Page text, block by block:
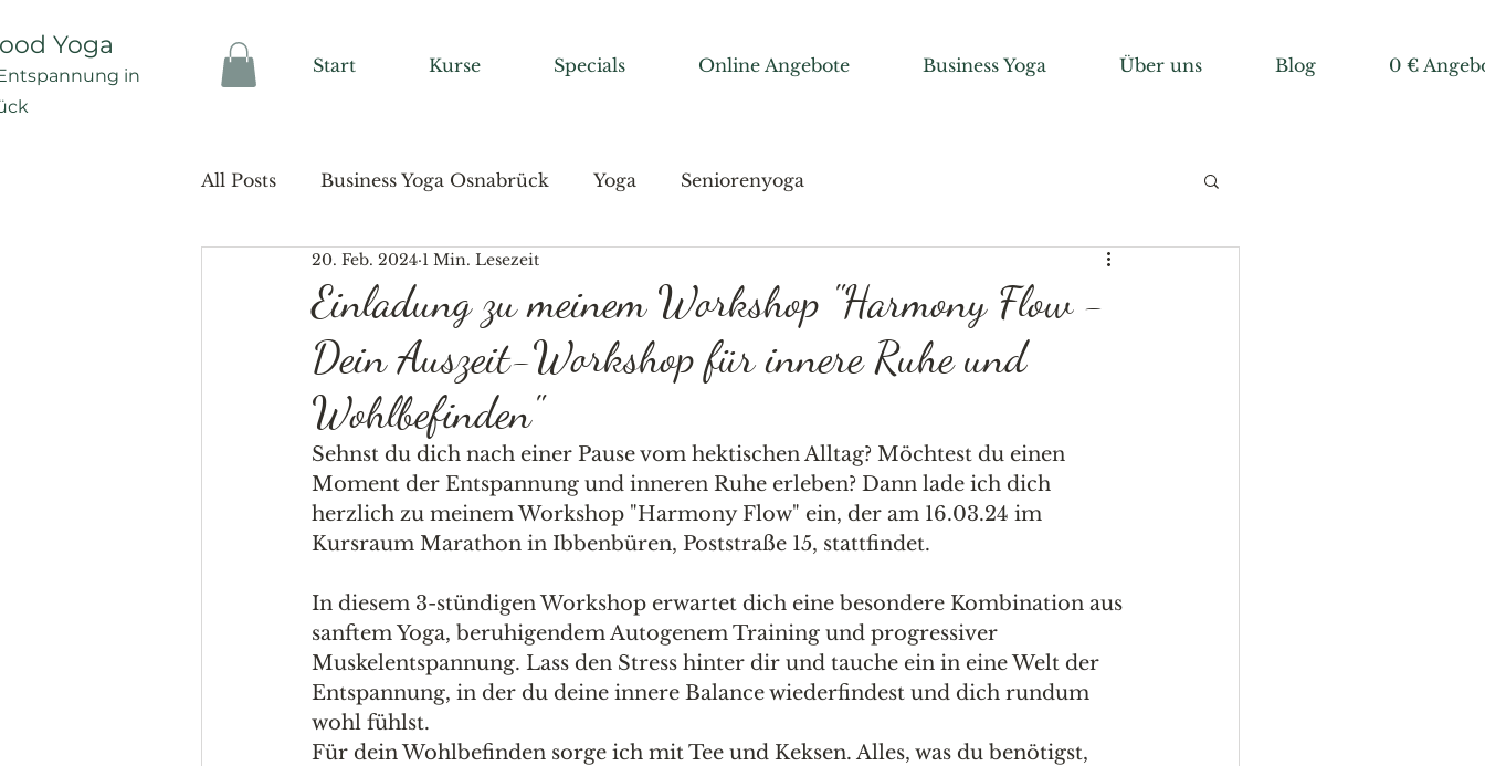
Yoga
spannung in
Start Kurse Specials Online Angebote Business Yoga Über uns Blog 0 €
All Posts Business Yoga Osnabrück Yoga Seniorenyoga
Einladung zu meinem Workshop "Harmony Flow -
Dein Auszeit-Workshop für innere Ruhe und
Wohlbefinden"
20. Feb. 2024 1 Min. Lesezeit
Sehnst du dich nach einer Pause vom hektischen Alltag? Möchtest du einen
Moment der Entspannung und inneren Ruhe erleben? Dann lade ich dich
herzlich zu meinem Workshop "Harmony Flow" ein, der am 16.03.24 im
Kursraum Marathon in Ibbenbüren, Poststraße 15, stattfindet.
In diesem 3-stündigen Workshop erwartet dich eine besondere Kombination aus
sanftem Yoga, beruhigendem Autogenem Training und progressiver
Muskelentspannung. Lass den Stress hinter dir und tauche ein in eine Welt der
Entspannung, in der du deine innere Balance wiederfindest und dich rundum
wohl fühlst.
Für dein Wohlbefinden sorge ich mit Tee und Keksen. Alles, was du benötigst,